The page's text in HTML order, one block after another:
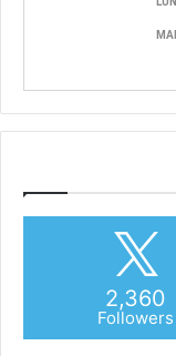
2,360
Followers